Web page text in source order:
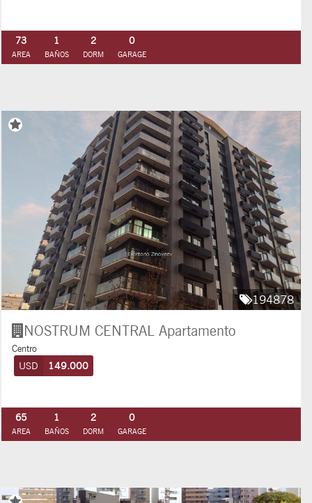
73
AREA
1
BAÑOS
2
DORM
0
GARAGE
194878
NOSTRUM CENTRAL Apartamento
Centro
USD 149.000
65
AREA
1
BAÑOS
2
DORM
0
GARAGE